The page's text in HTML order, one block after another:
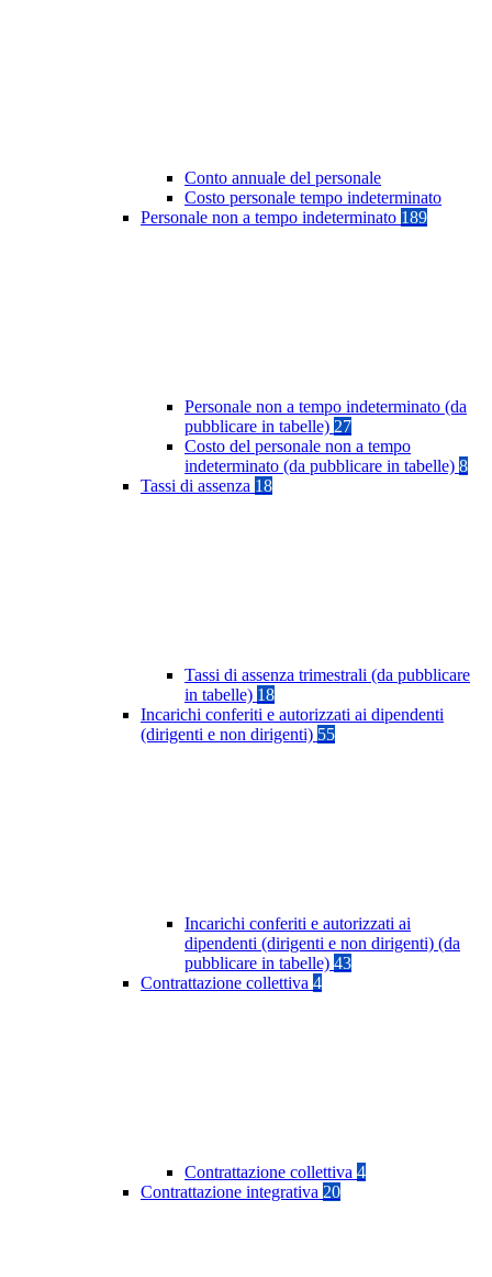
Conto annuale del personale
Costo personale tempo indeterminato
Personale non a tempo indeterminato 189
Personale non a tempo indeterminato (da
pubblicare in tabelle) 27
Costo del personale non a tempo
indeterminato (da pubblicare in tabelle) 8
Tassi di assenza 18
Tassi di assenza trimestrali (da pubblicare
in tabelle) 18
Incarichi conferiti e autorizzati ai dipendenti
(dirigenti e non dirigenti) 55
Incarichi conferiti e autorizzati ai
dipendenti (dirigenti e non dirigenti) (da
pubblicare in tabelle) 43
Contrattazione collettiva 4
Contrattazione collettiva 4
Contrattazione integrativa 20